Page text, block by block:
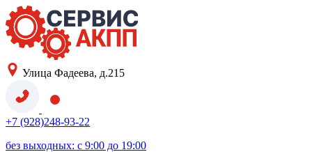
Улица Фадеева, д.215
+7 (928)248-93-22
без выходных: с 9:00 до 19:00